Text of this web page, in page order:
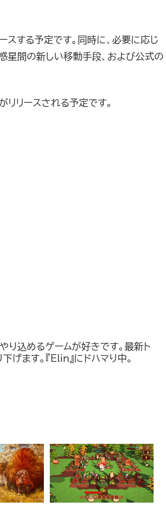
する予定です。同時に、必要に応じ
星間の新しい移動手段、および公式の
リースされる予定です。
やり込めるゲームが好きです。最新ト
げます。『Elin』にドハマり中。